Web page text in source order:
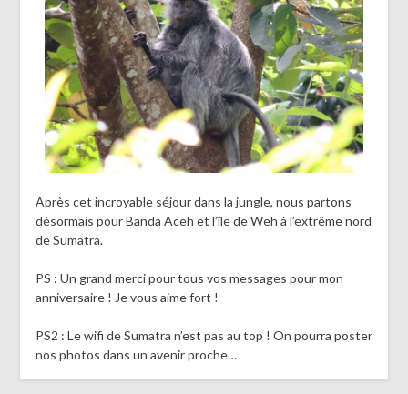
Après cet incroyable séjour dans la jungle, nous partons
désormais pour Banda Aceh et l’île de Weh à l’extrême nord
de Sumatra.
PS : Un grand merci pour tous vos messages pour mon
anniversaire ! Je vous aime fort !
PS2 : Le wifi de Sumatra n’est pas au top ! On pourra poster
nos photos dans un avenir proche…